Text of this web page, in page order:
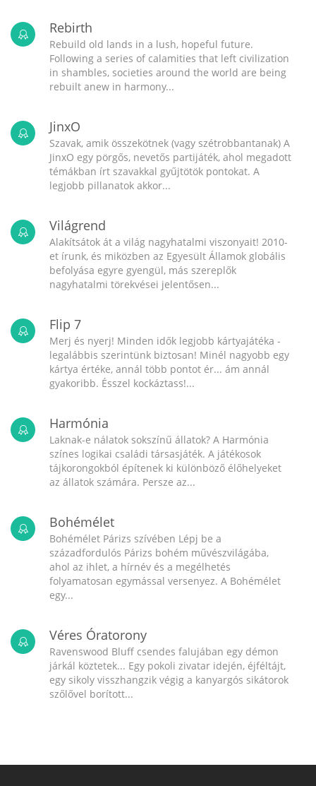
Rebirth
Rebuild old lands in a lush, hopeful future.
Following a series of calamities that left civilization
in shambles, societies around the world are being
rebuilt anew in harmony...
JinxO
Szavak, amik összekötnek (vagy szétrobbantanak) A
JinxO egy pörgős, nevetős partijáték, ahol megadott
témákban írt szavakkal gyűjtötök pontokat. A
legjobb pillanatok akkor...
Világrend
Alakítsátok át a világ nagyhatalmi viszonyait! 2010-
et írunk, és miközben az Egyesült Államok globális
befolyása egyre gyengül, más szereplők
nagyhatalmi törekvései jelentősen...
Flip 7
Merj és nyerj! Minden idők legjobb kártyajátéka -
legalábbis szerintünk biztosan! Minél nagyobb egy
kártya értéke, annál több pontot ér... ám annál
gyakoribb. Ésszel kockáztass!...
Harmónia
Laknak-e nálatok sokszínű állatok? A Harmónia
színes logikai családi társasjáték. A játékosok
tájkorongokból építenek ki különböző élőhelyeket
az állatok számára. Persze az...
Bohémélet
Bohémélet Párizs szívében Lépj be a
századfordulós Párizs bohém művészvilágába,
ahol az ihlet, a hírnév és a megélhetés
folyamatosan egymással versenyez. A Bohémélet
egy...
Véres Óratorony
Ravenswood Bluff csendes falujában egy démon
járkál köztetek... Egy pokoli zivatar idején, éjféltájt,
egy sikoly visszhangzik végig a kanyargós sikátorok
szőlővel borított...